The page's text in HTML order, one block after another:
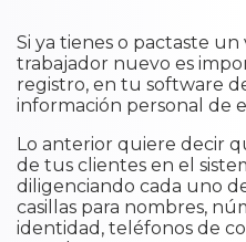
​Si ya tienes o pactaste
trabajador nuevo es
registro, en tu software
información personal de
Lo anterior quiere decir
de tus clientes en el
diligenciando cada uno
casillas para nombres,
identidad, teléfonos de